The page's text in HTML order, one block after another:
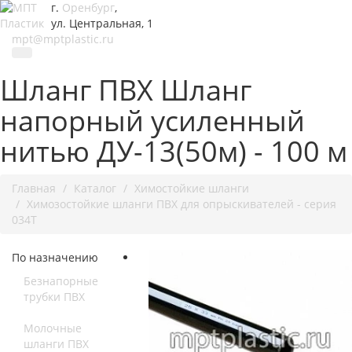
г. Оренбург,
ул. Центральная, 1
mpt@mptplastic.ru
Шланг ПВХ Шланг
напорный усиленный
нитью ДУ-13(50м) - 100 м
Главная Каталог
Химостойкие шланги
Химозостойкие шланги ПВХ для опрыскивателей - серия
034Т
По назначению
Безнапорные
трубки ПВХ
Молочные
шланги ПВХ